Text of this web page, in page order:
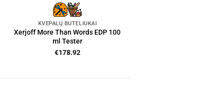
KVEPALŲ BUTELIUKAI
Xerjoff More Than Words EDP 100
ml Tester
€178.92